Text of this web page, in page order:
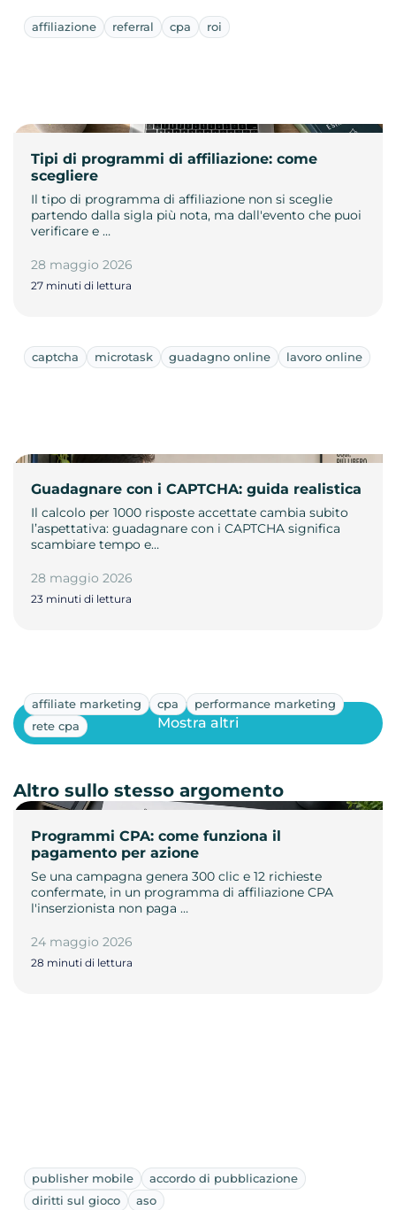
affiliazione referral cpa roi
Tipi di programmi di affiliazione: come
scegliere
Il tipo di programma di affiliazione non si sceglie
partendo dalla sigla più nota, ma dall'evento che puoi
verificare e …
28 maggio 2026
27 minuti di lettura
captcha microtask guadagno online lavoro online
Guadagnare con i CAPTCHA: guida realistica
Il calcolo per 1000 risposte accettate cambia subito
l’aspettativa: guadagnare con i CAPTCHA significa
scambiare tempo e…
28 maggio 2026
23 minuti di lettura
affiliate marketing cpa
performance marketing
rete cpa
Programmi CPA: come funziona il
pagamento per azione
Se una campagna genera 300 clic e 12 richieste
confermate, in un programma di affiliazione CPA
l'inserzionista non paga …
24 maggio 2026
28 minuti di lettura
Mostra altri
Altro sullo stesso argomento
publisher mobile
accordo di pubblicazione
diritti sul gioco
aso